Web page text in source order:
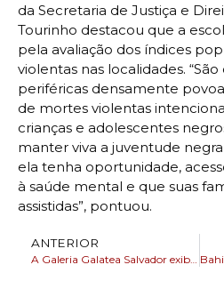
da Secretaria de Justiça e
Tourinho destacou que a
pela avaliação dos índices
violentas nas localidades.
periféricas densamente
de mortes violentas
crianças e adolescentes
manter viva a juventude
ela tenha oportunidade,
à saúde mental e que suas
assistidas”, pontuou.
ANTERIOR